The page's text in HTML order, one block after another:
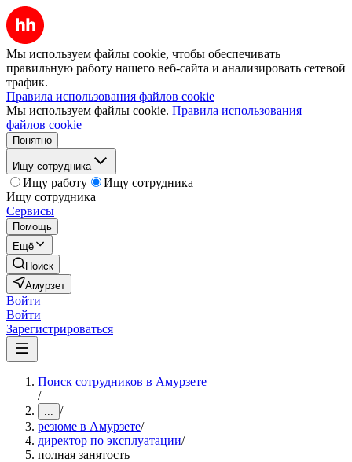
Мы используем файлы cookie, чтобы обеспечивать
правильную работу нашего веб-сайта и анализировать сетевой
трафик.
Правила использования файлов cookie
Мы используем файлы cookie. Правила использования
файлов cookie
Понятно
Ищу сотрудника
Ищу работу
Ищу сотрудника
Ищу сотрудника
Сервисы
Помощь
Ещё
Поиск
Амурзет
Войти
Войти
Зарегистрироваться
Поиск сотрудников в Амурзете
/
... /
резюме в Амурзете/
директор по эксплуатации/
полная занятость